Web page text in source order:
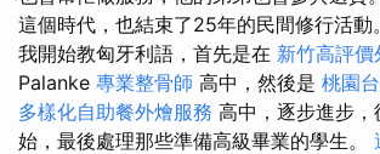
這個時代，也結束了25年的民間修行活動
我開始教匈牙利語，首先是在 新竹高評價
Palanke 專業整骨師 高中，然後是 桃園
多樣化自助餐外燴服務 高中，逐步進步，
始，最後處理那些準備高級畢業的學生。